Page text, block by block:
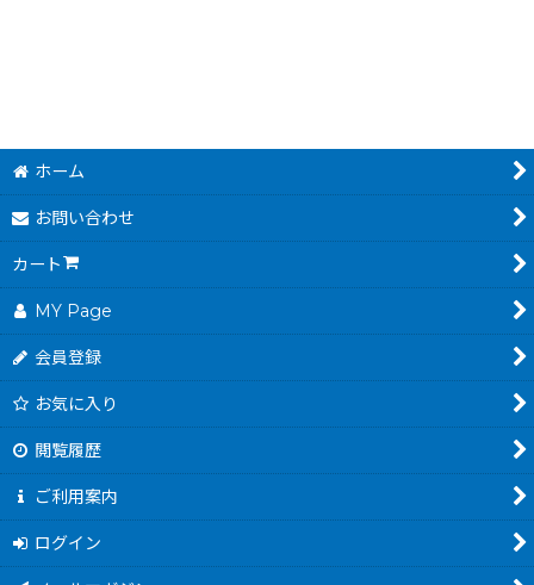
ホーム
お問い合わせ
カート
MY Page
会員登録
お気に入り
閲覧履歴
ご利用案内
ログイン